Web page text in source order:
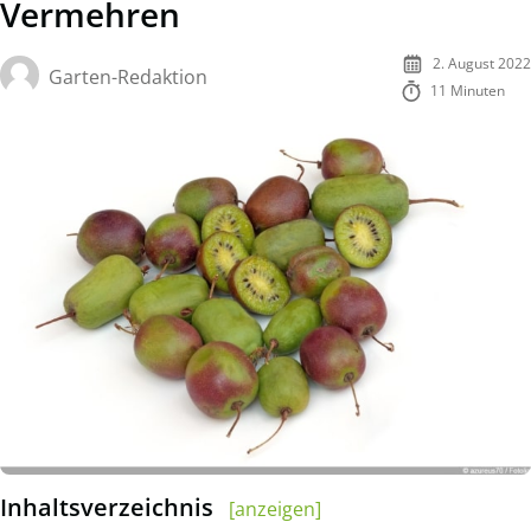
Vermehren
Garten-Redaktion
2. August 2022
11 Minuten
Inhaltsverzeichnis
[anzeigen]